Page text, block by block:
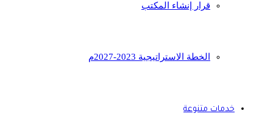
قرار إنشاء المكتب
الخطة الاستراتيجية 2023-2027م
خدمات متنوعة